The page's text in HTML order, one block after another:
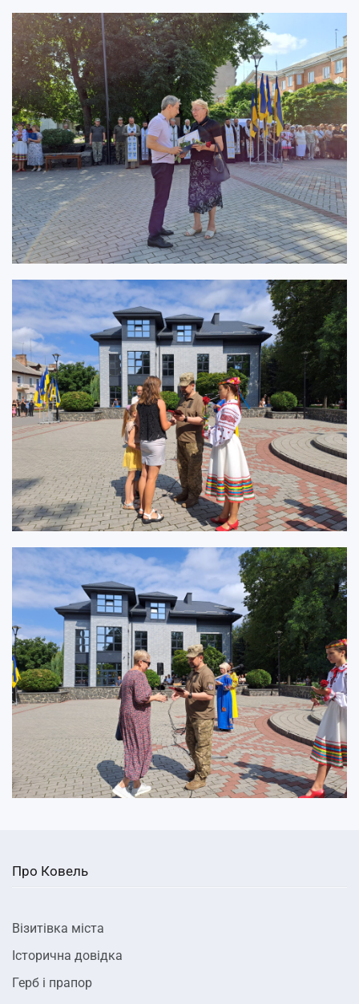
Про Ковель
Візитівка міста
Історична довідка
Герб і прапор